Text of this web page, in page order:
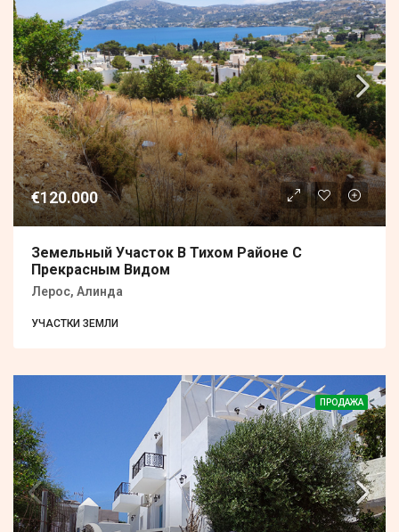
€120.000
Земельный Участок В Тихом Районе С
Прекрасным Видом
Лерос, Алинда
УЧАСТКИ ЗЕМЛИ
ПРОДАЖА